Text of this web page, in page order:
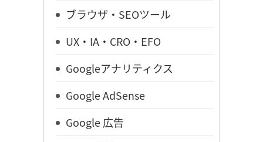
ブラウザ・SEOツール
UX・IA・CRO・EFO
Googleアナリティクス
Google AdSense
Google 広告